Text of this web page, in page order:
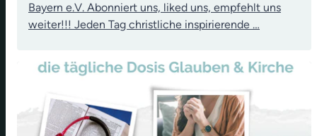
Bayern e.V. Abonniert uns, liked uns, empfehlt uns
weiter!!! Jeden Tag christliche inspirierende …